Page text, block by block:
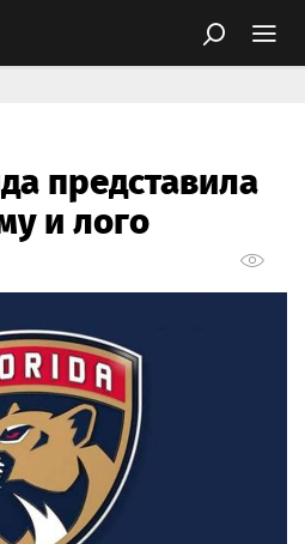
представила
и лого